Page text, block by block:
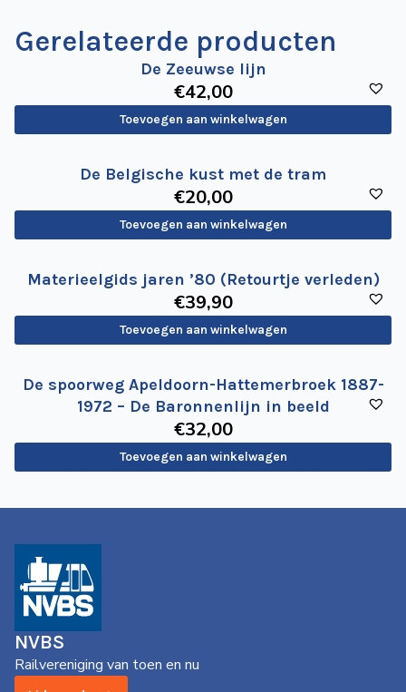
Gerelateerde producten
De Zeeuwse lijn
€42,00
Toevoegen aan winkelwagen
De Belgische kust met de tram
€20,00
Toevoegen aan winkelwagen
Materieelgids jaren ’80 (Retourtje verleden)
€39,90
Toevoegen aan winkelwagen
De spoorweg Apeldoorn-Hattemerbroek 1887-
1972 – De Baronnenlijn in beeld
€32,00
Toevoegen aan winkelwagen
NVBS
Railvereniging van toen en nu